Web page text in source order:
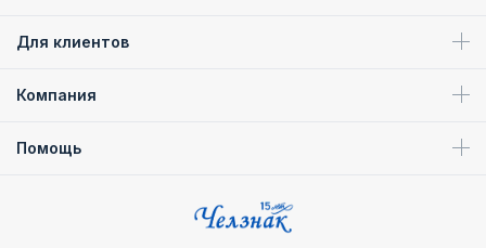
Для клиентов
Компания
Помощь